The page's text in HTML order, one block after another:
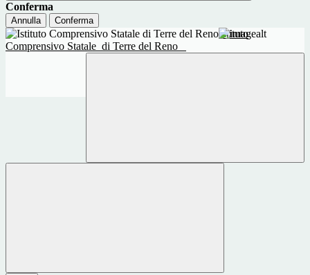
Conferma
Annulla Conferma
Istituto
Comprensivo Statale di Terre del Reno